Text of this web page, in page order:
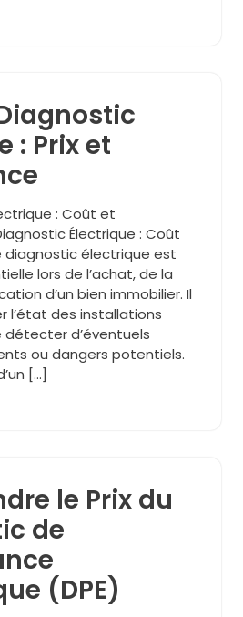
: Prix et
: Coût et
Électrique : Coût
diagnostic électrique est
lors de l’achat, de la
d’un bien immobilier. Il
l’état des installations
d’éventuels
ou dangers potentiels.
[…]
le Prix du
de
(DPE)